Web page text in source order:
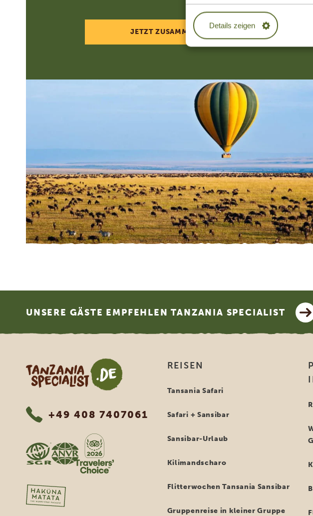
Details zeigen
JETZT ZUSAMMENSTELLEN
UNSERE GÄSTE EMPFEHLEN TANZANIA SPECIALIST
Tanzania Specialist
+49 408 7407061
REISEN
Tansania Safari
Safari + Sansibar
Sansibar-Urlaub
Kilimandscharo
Flitterwochen Tansania Sansibar
Gruppenreise in kleiner Gruppe